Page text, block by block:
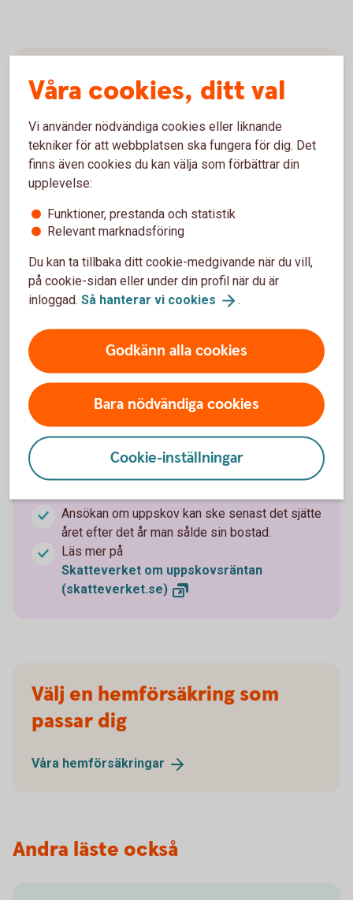
Arturo Arques
Privatekonom
Arturo förklarar kortfattat:
togs bort 2021. Att skjuta upp beskattningen av
vinsten på en permanentbostad kostar därmed
Med permanentbostad menas den bostad som
du bor och är folkbokförd i. Reglerna om
uppskov gäller inte den som säljer en
Ansökan om uppskov kan ske senast det sjätte
året efter det år man sålde sin bostad.
Läs mer på
Skatteverket om uppskovsräntan
(skatteverket.se)
Välj en hemförsäkring som
passar dig
Våra hemförsäkringar
Andra läste också
Våra cookies, ditt val
Vi använder nödvändiga cookies eller liknande
tekniker för att webbplatsen ska fungera för dig. Det
finns även cookies du kan välja som förbättrar din
upplevelse:
Funktioner, prestanda och statistik
Relevant marknadsföring
Du kan ta tillbaka ditt cookie-medgivande när du vill,
på cookie-sidan eller under din profil när du är
inloggad. Så hanterar vi cookies .
Godkänn alla cookies
Bara nödvändiga cookies
Cookie-inställningar